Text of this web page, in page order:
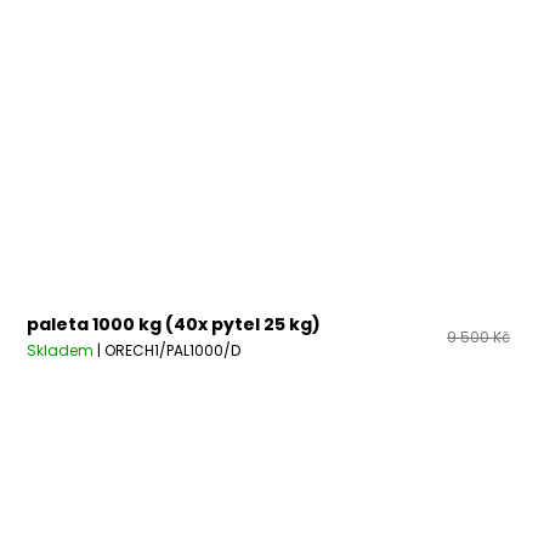
paleta 1000 kg (40x pytel 25 kg)
Skladem | ORECH1/PAL1000/D
9 500 Kč